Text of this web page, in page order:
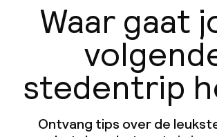
Waar gaat
stedentrip
Ontvang tips over de